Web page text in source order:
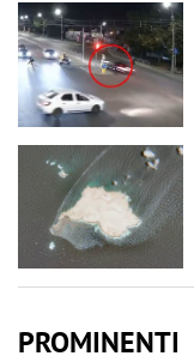
PROMINENTI